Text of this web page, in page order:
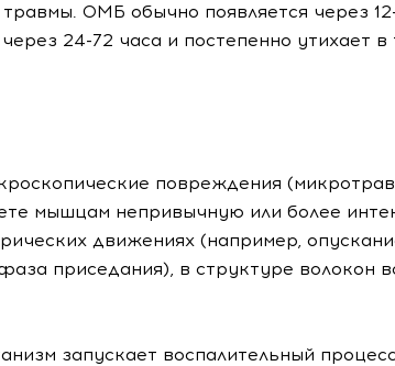
ОМБ обычно появляется через
24-72 часа и постепенно утихает в
повреждения
мышцам непривычную или более
движениях (например,
приседания), в структуре волокон
запускает воспалительный